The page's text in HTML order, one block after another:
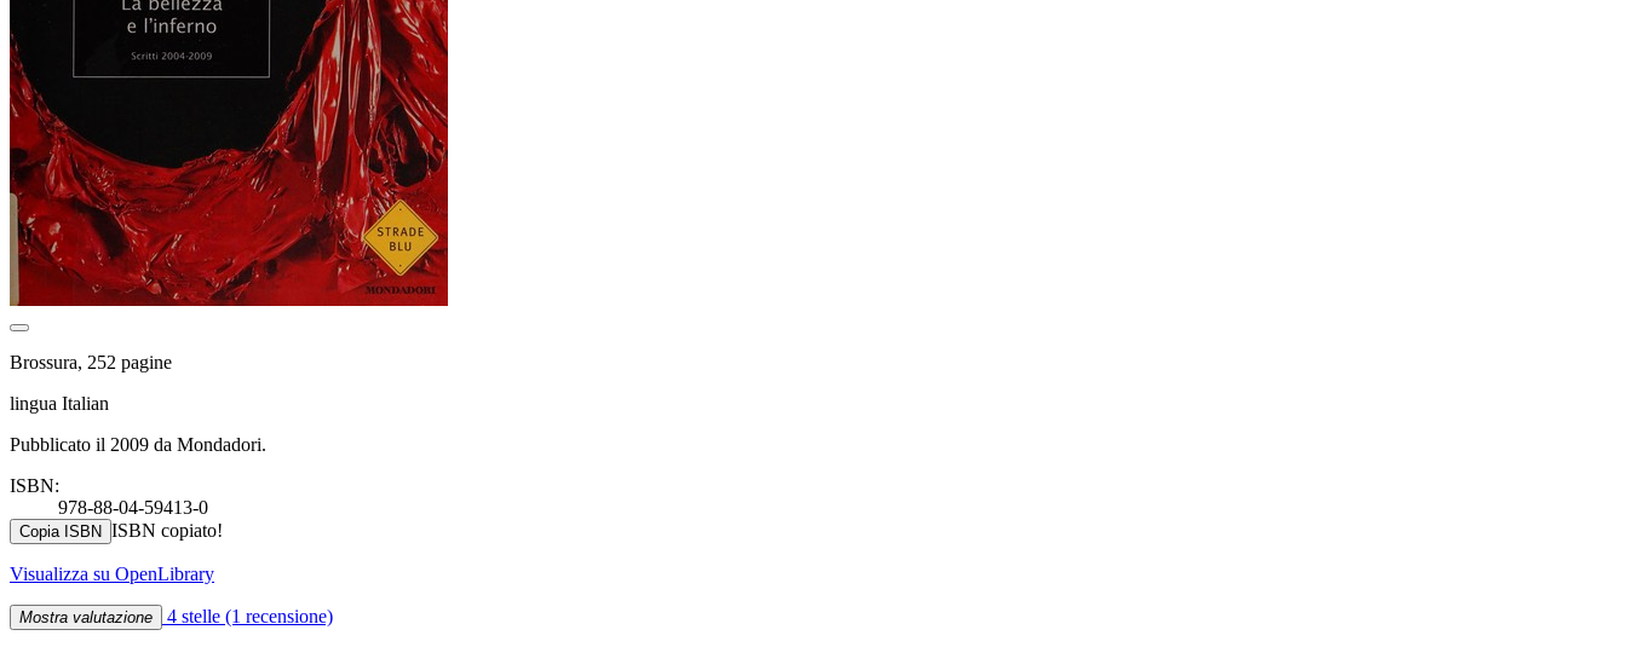
Brossura, 252 pagine
lingua Italian
Pubblicato il 2009 da Mondadori.
ISBN:
978-88-04-59413-0
Copia ISBN ISBN copiato!
Visualizza su OpenLibrary
Mostra valutazione 4 stelle (1 recensione)